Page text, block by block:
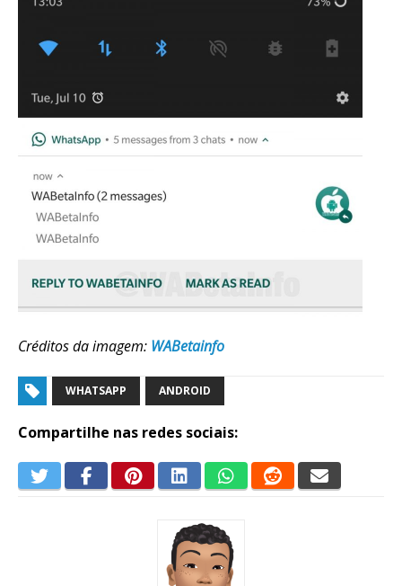
Créditos da imagem: WABetainfo
WHATSAPP ANDROID
Compartilhe nas redes sociais: